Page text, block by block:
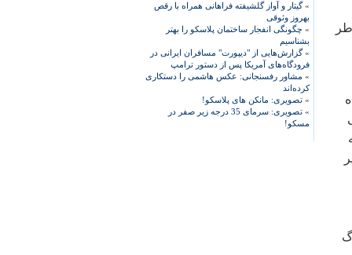
»گیتار و آواز گلشیفته فراهانی همراه با رقص
بهروز وثوقی
» چگونگی انفجار ساختمان پلاسکو را بهتر
بشناسیم
»گزارش‌هایی از "دیپورت" مسافران ایرانی در
فرودگاه‌های آمریکا پس از دستور ترامپ
» مشاور رفسنجانی: عکس هاشمی را دستکاری
کرده‌اند
» تصویری: مانکن های پلاسکو!
»
تصویری: سرمای 35 درجه زیر صفر در
مسکو!